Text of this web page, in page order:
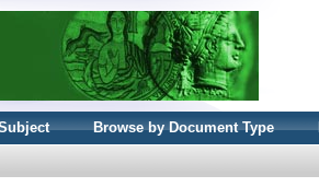
Browse by Document Type